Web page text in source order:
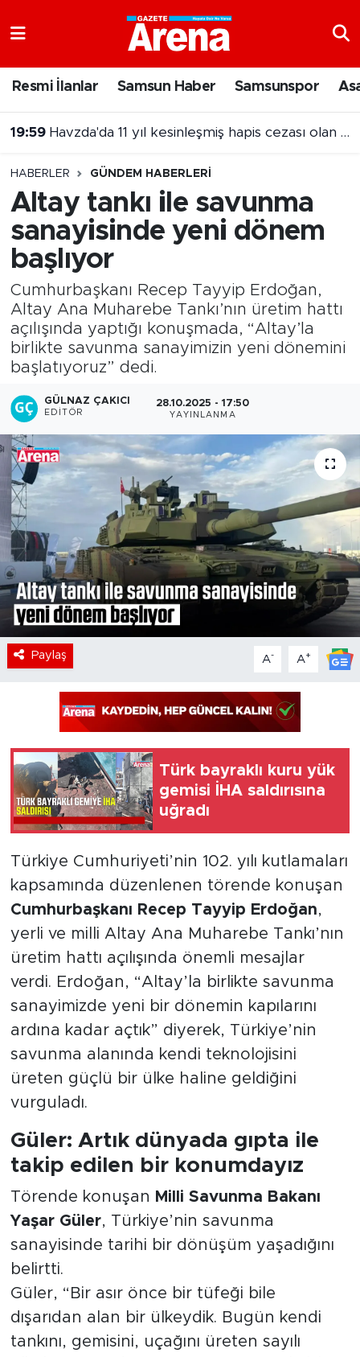
Resmi İlanlar Samsun Haber Samsunspor
19:59 Havzda'da 11 yıl kesinleşmiş hapis cezası olan şahıs yakalandı
18:40 Samsun'a gelmek için yola çıkan bisikletliye otomobil çarptı
HABERLER GÜNDEM HABERLERI
Altay tankı ile savunma
sanayisinde yeni dönem
başlıyor
Cumhurbaşkanı Recep Tayyip Erdoğan,
Altay Ana Muharebe Tankı’nın üretim hattı
açılışında yaptığı konuşmada, “Altay’la
birlikte savunma sanayimizin yeni dönemini
başlatıyoruz” dedi.
GÜLNAZ ÇAKICI
EDITÖR
28.10.2025 - 17:50
YAYINLANMA
Paylaş A- A+
Türk bayraklı kuru yük
gemisi İHA saldırısına
uğradı
Türkiye Cumhuriyeti’nin 102. yılı kutlamaları
kapsamında düzenlenen törende konuşan
Cumhurbaşkanı Recep Tayyip Erdoğan,
yerli ve milli Altay Ana Muharebe Tankı’nın
üretim hattı açılışında önemli mesajlar
verdi. Erdoğan, “Altay’la birlikte savunma
sanayimizde yeni bir dönemin kapılarını
ardına kadar açtık” diyerek, Türkiye’nin
savunma alanında kendi teknolojisini
üreten güçlü bir ülke haline geldiğini
vurguladı.
Güler: Artık dünyada gıpta ile
takip edilen bir konumdayız
Törende konuşan Milli Savunma Bakanı
Yaşar Güler, Türkiye’nin savunma
sanayisinde tarihi bir dönüşüm yaşadığını
belirtti.
Güler, “Bir asır önce bir tüfeği bile
dışarıdan alan bir ülkeydik. Bugün kendi
tankını, gemisini, uçağını üreten sayılı
Samsun Namaz Vakitleri
Süper Lig Puan Durumu ve Fikstür
Tüm Manşetler
Son Dakika Haberleri
Haber Arşivi